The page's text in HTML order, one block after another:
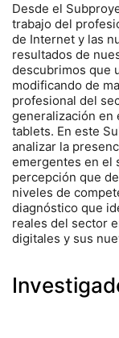
Desde el
trabajo del
de Internet y las
resultados de
descubrimos que
modificando de
profesional del
generalización en
tablets. En este
analizar la
emergentes en el
percepción que
niveles de
diagnóstico que
reales del sector
digitales y sus